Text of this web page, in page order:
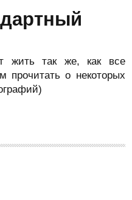
жить так же, как все
прочитать о некоторых